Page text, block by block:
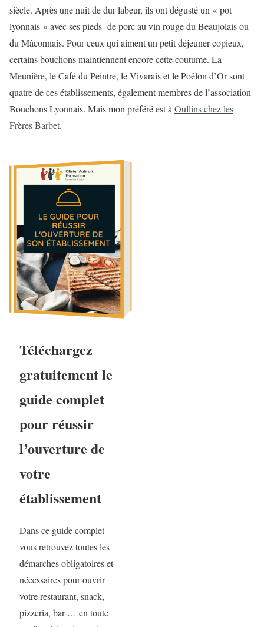
siècle. Après une nuit de dur labeur, ils ont dégusté un « pot
lyonnais » avec ses pieds de porc au vin rouge du Beaujolais ou
du Mâconnais. Pour ceux qui aiment un petit déjeuner copieux,
certains bouchons maintiennent encore cette coutume. La
Meunière, le Café du Peintre, le Vivarais et le Poêlon d’Or sont
quatre de ces établissements, également membres de l’association
Bouchons Lyonnais. Mais mon préféré est à Oullins chez les
Frères Barbet.
Téléchargez
gratuitement le
guide complet
pour réussir
l’ouverture de
votre
établissement
Dans ce guide complet
vous retrouvez toutes les
démarches obligatoires et
nécessaires pour ouvrir
votre restaurant, snack,
pizzeria, bar … en toute